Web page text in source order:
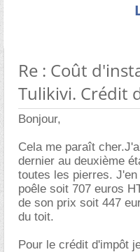
Re : Coût
Tulikivi. Crédit
Bonjour,
Cela me paraît
dernier au deuxième
toutes les pierres.
poêle soit 707 euros
de son prix soit 447
du toit.
Pour le crédit d'impôt